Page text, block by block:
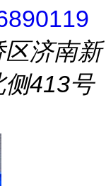
济南新
413号